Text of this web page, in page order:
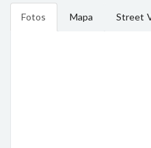
Fotos Mapa Street